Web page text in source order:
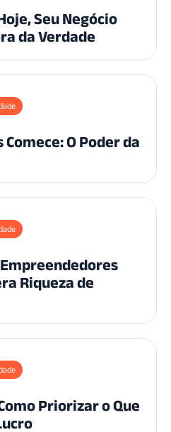
Seu Negócio
da Verdade
Comece: O Poder da
Riqueza de
Priorizar o Que